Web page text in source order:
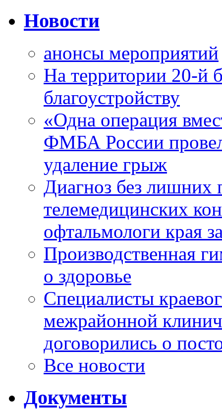
Новости
анонсы мероприятий
На территории 20-й
благоустройству
«Одна операция
ФМБА России
удаление грыж
Диагноз без лишних
телемедицинских
офтальмологи края
Производственная
о здоровье
Специалисты
межрайонной
договорились о
Все новости
Документы